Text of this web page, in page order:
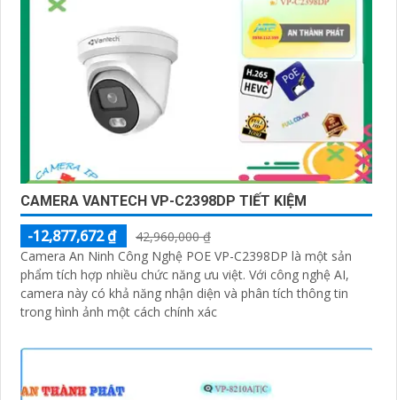
CAMERA VANTECH VP-C2398DP TIẾT KIỆM
-12,877,672 ₫
42,960,000 ₫
Camera An Ninh Công Nghệ POE VP-C2398DP là một sản
phẩm tích hợp nhiều chức năng ưu việt. Với công nghệ AI,
camera này có khả năng nhận diện và phân tích thông tin
trong hình ảnh một cách chính xác